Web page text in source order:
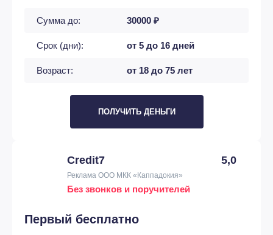
Сумма до: 30000 ₽
Срок (дни): от 5 до 16 дней
Возраст: от 18 до 75 лет
ПОЛУЧИТЬ ДЕНЬГИ
Credit7 5,0
Реклама ООО МКК «Каппадокия»
Без звонков и поручителей
Первый бесплатно